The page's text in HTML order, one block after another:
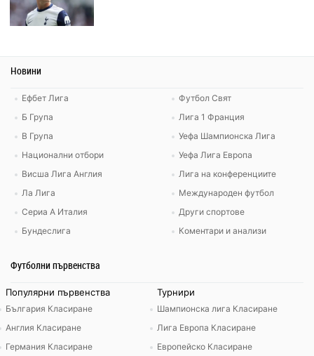
Новини
Ефбет Лига
Б Група
В Група
Национални отбори
Висша Лига Англия
Ла Лига
Сериа А Италия
Бундеслига
Футбол Свят
Лига 1 Франция
Уефа Шампионска Лига
Уефа Лига Европа
Лига на конференциите
Международен футбол
Други спортове
Коментари и анализи
Футболни първенства
Популярни първенства
България Класиране
Англия Класиране
Германия Класиране
Турнири
Шампионска лига Класиране
Лига Европа Класиране
Европейско Класиране